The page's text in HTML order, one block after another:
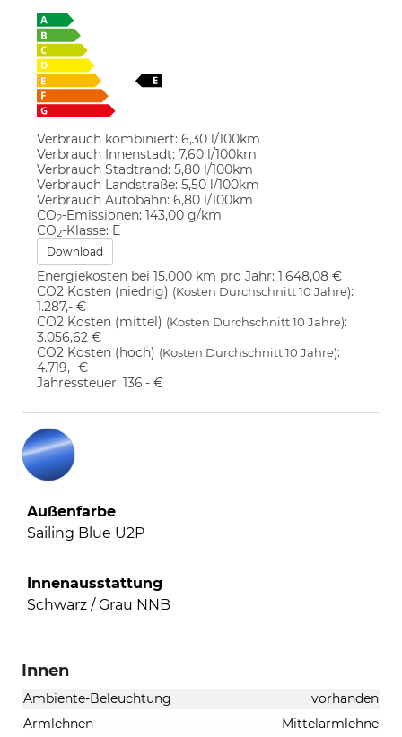
Verbrauch kombiniert: 6,30 l/100km
Verbrauch Innenstadt: 7,60 l/100km
Verbrauch Stadtrand: 5,80 l/100km
Verbrauch Landstraße: 5,50 l/100km
Verbrauch Autobahn: 6,80 l/100km
CO2-Emissionen: 143,00 g/km
CO2-Klasse: E
Download
Energiekosten bei 15.000 km pro Jahr: 1.648,08 €
CO2 Kosten (niedrig) (Kosten Durchschnitt 10 Jahre):
1.287,- €
CO2 Kosten (mittel) (Kosten Durchschnitt 10 Jahre):
3.056,62 €
CO2 Kosten (hoch) (Kosten Durchschnitt 10 Jahre):
4.719,- €
Jahressteuer: 136,- €
Außenfarbe
Sailing Blue U2P
Innenausstattung
Schwarz / Grau NNB
Innen
Ambiente-Beleuchtung
vorhanden
Armlehnen
Mittelarmlehne